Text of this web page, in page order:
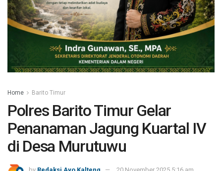
Home Barito Timur
Polres Barito Timur Gelar
Penanaman Jagung Kuartal IV
di Desa Murutuwu